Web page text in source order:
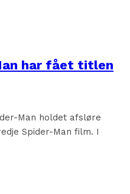
har fået titlen
Man holdet afsløre
Spider-Man film. I